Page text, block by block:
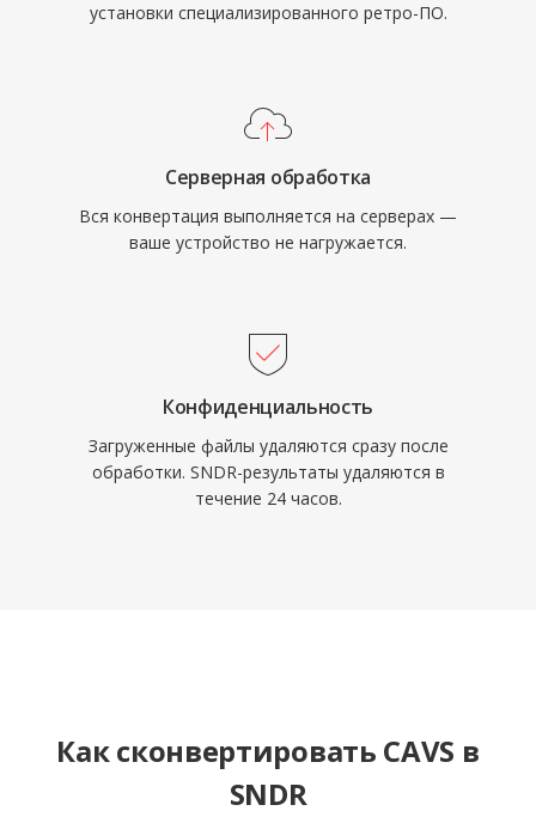
установки специализированного ретро-ПО.
Серверная обработка
Вся конвертация выполняется на серверах —
ваше устройство не нагружается.
Конфиденциальность
Загруженные файлы удаляются сразу после
обработки. SNDR-результаты удаляются в
течение 24 часов.
Как сконвертировать CAVS в
SNDR